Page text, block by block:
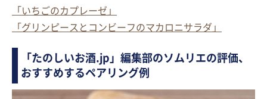
「いちごのカプレーゼ」
「グリンピースとコンビーフのマカロニサラダ」
「たのしいお酒.jp」編集部のソムリエの評価、
おすすめするペアリング例